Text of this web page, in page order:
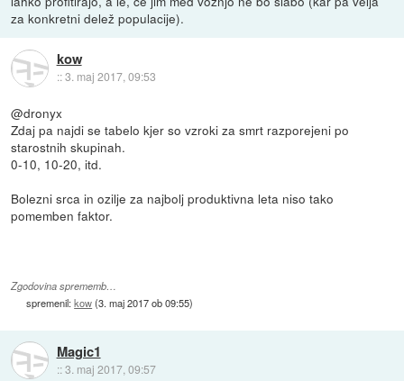
za konkretni delež populacije).
kow
::3. maj 2017, 09:53
@dronyx
Zdaj pa najdi se tabelo kjer so vzroki za smrt razporejeni po
starostnih skupinah.
0-10, 10-20, itd.
Bolezni srca in ozilje za najbolj produktivna leta niso tako
pomemben faktor.
Zgodovina sprememb…
spremenil:kow(3. maj 2017 ob 09:55)
Magic1
::3. maj 2017, 09:57